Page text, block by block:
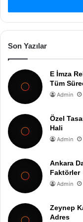
Son Yazılar
E İmza
Tüm
Admin
Özel
Hali
Admin
Ankara
Faktörler
Admin
Zeynep
Adres